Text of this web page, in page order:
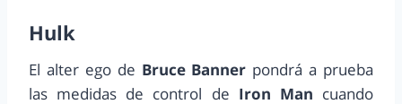
Hulk
El alter ego de Bruce Banner pondrá a prueba
las medidas de control de Iron Man cuando